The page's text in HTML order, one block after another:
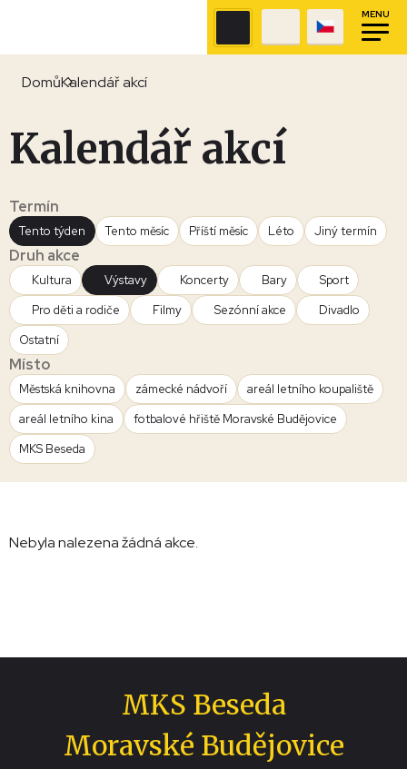
MENU
DomůKalendář akcí
Kalendář akcí
Termín
Tento týden Tento měsíc Příští měsíc Léto Jiný termín
Druh akce
Kultura Výstavy Koncerty Bary
Sport
Pro děti a rodiče
Filmy Sezónní akce
Divadlo
Ostatní
Místo
Městská knihovna zámecké nádvoří
areál letního koupaliště
areál letního kina
fotbalové hřiště Moravské Budějovice
MKS Beseda
Nebyla nalezena žádná akce.
MKS Beseda
Moravské Budějovice